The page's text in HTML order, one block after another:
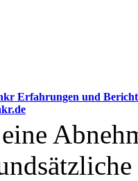
Erfahrungen und